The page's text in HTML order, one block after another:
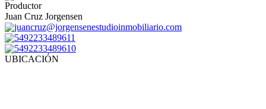
Productor
Juan Cruz Jorgensen
juancruz@jorgensenestudioinmobiliario.com
5492233489611
5492233489610
UBICACIÓN